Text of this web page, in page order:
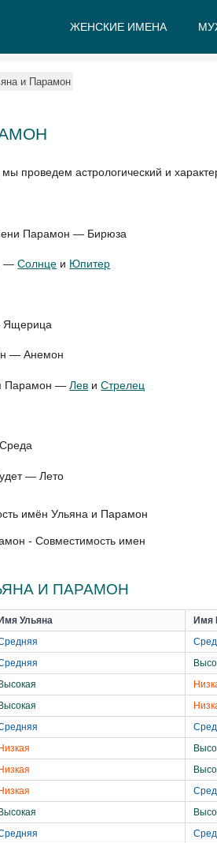
ЖЕНСКИЕ ИМЕНА
и Парамон
проведем астрологический и
Парамон — Бирюза
—Солнце и Юпитер
Ящерица
— Анемон
Парамон —Лев иСтрелец
— Лето
- Совместимость имен
И ПАРАМОН
Ульяна
Имя